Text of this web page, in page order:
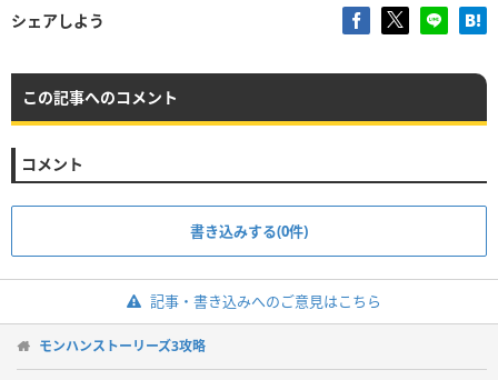
シェアしよう
この記事へのコメント
コメント
書き込みする(0件)
記事・書き込みへのご意見はこちら
モンハンストーリーズ3攻略